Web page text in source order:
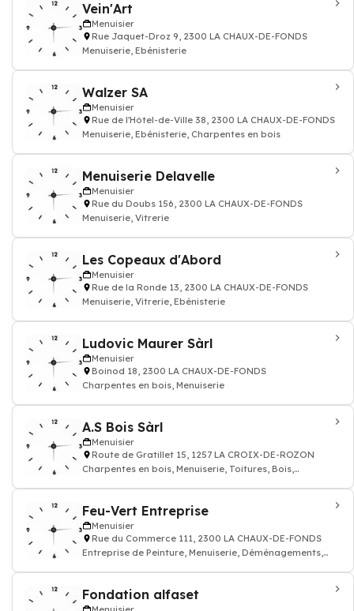
Vein'Art
Menuisier
Rue Jaquet-Droz 9, 2300 LA CHAUX-DE-FONDS
Menuiserie, Ebénisterie
Walzer SA
Menuisier
Rue de l'Hôtel-de-Ville 38, 2300 LA CHAUX-DE-FONDS
Menuiserie, Ebénisterie, Charpentes en bois
Menuiserie Delavelle
Menuisier
Rue du Doubs 156, 2300 LA CHAUX-DE-FONDS
Menuiserie, Vitrerie
Les Copeaux d'Abord
Menuisier
Rue de la Ronde 13, 2300 LA CHAUX-DE-FONDS
Menuiserie, Vitrerie, Ebénisterie
Ludovic Maurer Sàrl
Menuisier
Boinod 18, 2300 LA CHAUX-DE-FONDS
Charpentes en bois, Menuiserie
A.S Bois Sàrl
Menuisier
Route de Gratillet 15, 1257 LA CROIX-DE-ROZON
Charpentes en bois, Menuiserie, Toitures, Bois,
Feu-Vert Entreprise
Menuisier
Rue du Commerce 111, 2300 LA CHAUX-DE-FONDS
Entreprise de Peinture, Menuiserie, Déménagements,
Fondation alfaset